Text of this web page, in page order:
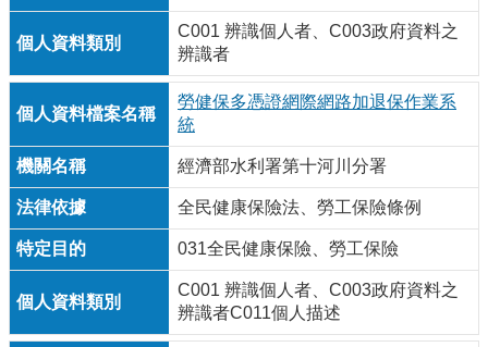
C001 辨識個人者、C003政府資料之
辨識者
勞健保多憑證網際網路加退保作業系
統
經濟部水利署第十河川分署
全民健康保險法、勞工保險條例
031全民健康保險、勞工保險
C001 辨識個人者、C003政府資料之
辨識者C011個人描述